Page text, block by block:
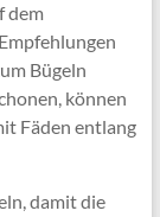
dem
Bügeln
können
Fäden entlang
damit die